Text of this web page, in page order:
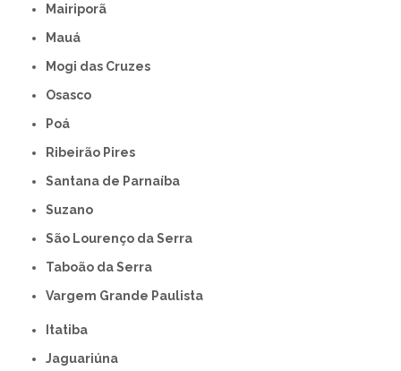
Mairiporã
Mauá
Mogi das Cruzes
Osasco
Poá
Ribeirão Pires
Santana de Parnaíba
Suzano
São Lourenço da Serra
Taboão da Serra
Vargem Grande Paulista
Itatiba
Jaguariúna